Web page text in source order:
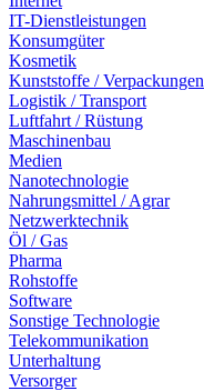
IT-Dienstleistungen
Konsumgüter
Kosmetik
Kunststoffe / Verpackungen
Logistik / Transport
Luftfahrt / Rüstung
Maschinenbau
Medien
Nanotechnologie
Nahrungsmittel / Agrar
Netzwerktechnik
Öl / Gas
Pharma
Rohstoffe
Software
Sonstige Technologie
Telekommunikation
Unterhaltung
Versorger